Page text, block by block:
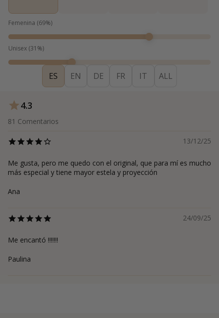
Femenina (69%)
Unisex (31 %)
ES EN DE FR IT ALL
4.3
81 Comentarios
13/12/25
Me gusta, pero me quedo con el original, que para mí es mucho
más especial y tiene mayor estela y proyección
Ana
24/09/25
Me encantó !!!!!!!
Paulina